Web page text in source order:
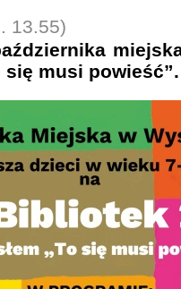
13.55)
się musi powieść”.